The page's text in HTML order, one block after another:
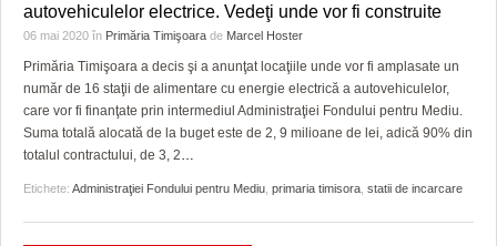
HARTA TIMIŞOAREI
LICEE, ŞCOLI ŞI GRĂDINIŢE DIN TIMIŞ
PRIMĂRIILE DIN TIMIŞ
SFATUL MEDICULUI
SFATURI JURIDICE
autovehiculelor electrice. Vedeţi unde vor fi construite
06 mai 2020 în Primăria Timişoara de Marcel Hoster
Primăria Timişoara a decis şi a anunţat locaţiile unde vor fi amplasate un
număr de 16 staţii de alimentare cu energie electrică a autovehiculelor,
care vor fi finanţate prin intermediul Administraţiei Fondului pentru Mediu.
Suma totală alocată de la buget este de 2, 9 milioane de lei, adică 90% din
totalul contractului, de 3, 2…
Etichete: Administraţiei Fondului pentru Mediu primaria timisora statii de incarcare